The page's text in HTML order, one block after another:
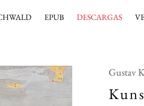
EPUB DESCARGAS
Gustav